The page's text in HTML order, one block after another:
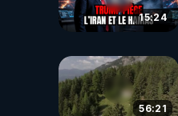
15:24
56:21